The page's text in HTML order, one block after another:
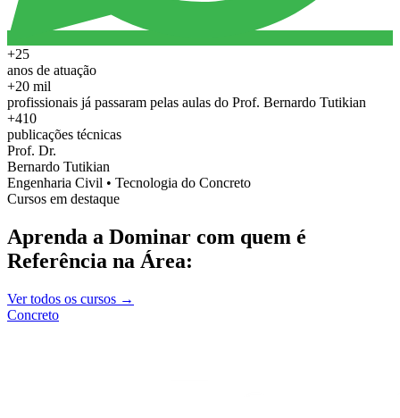
+25
anos de atuação
+20 mil
profissionais já passaram pelas aulas do Prof. Bernardo Tutikian
+410
publicações técnicas
Prof. Dr.
Bernardo Tutikian
Engenharia Civil • Tecnologia do Concreto
Cursos em destaque
Aprenda a Dominar com quem é
Referência na Área:
Ver todos os cursos →
Concreto